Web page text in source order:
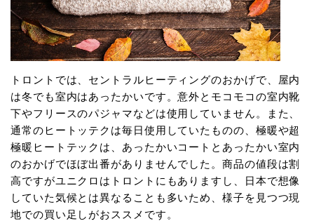
トロントでは、セントラルヒーティングのおかげで、屋内
は冬でも室内はあったかいです。意外とモコモコの室内靴
下やフリースのパジャマなどは使用していません。また、
通常のヒートッテクは毎日使用していたものの、極暖や超
極暖ヒートテックは、あったかいコートとあったかい室内
のおかげでほぼ出番がありませんでした。商品の値段は割
高ですがユニクロはトロントにもありますし、日本で想像
していた気候とは異なることも多いため、様子を見つつ現
地での買い足しがおススメです。